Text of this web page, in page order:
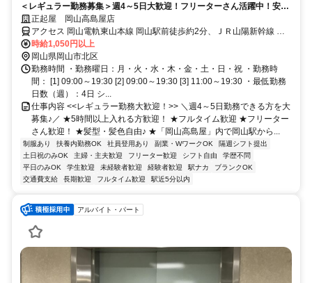
＜レギュラー勤務募集＞週4～5日大歓迎！フリーターさん活躍中！安定
収入◎岡山駅スグ＆百貨店内で通勤ラクラク★
正起屋 岡山高島屋店
アクセス 岡山電軌東山本線 岡山駅前徒歩約2分、ＪＲ山陽新幹線 岡
山東口徒歩約3分、ＪＲ山陽本線 岡山東口徒歩約3分
時給1,050円以上
岡山県岡山市北区
勤務時間 ・勤務曜日：月・火・水・木・金・土・日・祝 ・勤務時
間： [1] 09:00～19:30 [2] 09:00～19:30 [3] 11:00～19:30 ・最低勤務
日数（週）：4日 シ...
仕事内容 <<レギュラー勤務大歓迎！>> ＼週4～5日勤務できる方を大
募集♪／ ★5時間以上入れる方歓迎！ ★フルタイム歓迎 ★フリーター
さん歓迎！ ★髪型・髪色自由♪ ★「岡山高島屋」内で岡山駅から...
制服あり 扶養内勤務OK 社員登用あり 副業・WワークOK
隔週シフト提出
土日祝のみOK
主婦・主夫歓迎 フリーター歓迎 シフト自由
学歴不問
平日のみOK
学生歓迎 未経験者歓迎 経験者歓迎 駅ナカ
ブランクOK
交通費支給
長期歓迎 フルタイム歓迎 駅近5分以内
アルバイト・パート